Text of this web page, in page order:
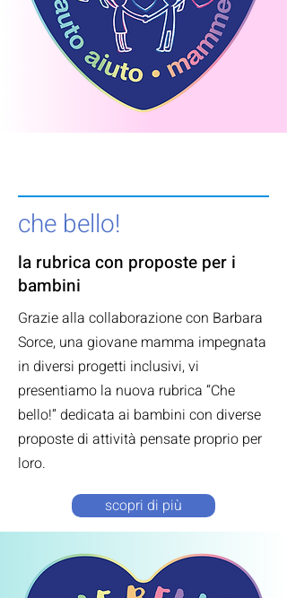
che bello!
la rubrica con proposte per i
bambini
Grazie alla collaborazione con Barbara
Sorce, una giovane mamma impegnata
in diversi progetti inclusivi, vi
presentiamo la nuova rubrica “Che
bello!” dedicata ai bambini con diverse
proposte di attività pensate proprio per
loro.
scopri di più